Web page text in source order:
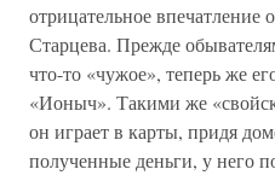
отрицательное впечатление
Старцева. Прежде
что-то «чужое», теперь же
«Ионыч». Такими же
он играет в карты, придя
полученные деньги, у него